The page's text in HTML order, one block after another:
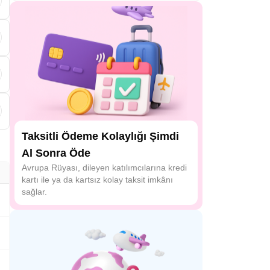
Taksitli Ödeme Kolaylığı Şimdi
Al Sonra Öde
Avrupa Rüyası, dileyen katılımcılarına kredi
kartı ile ya da kartsız kolay taksit imkânı
sağlar.